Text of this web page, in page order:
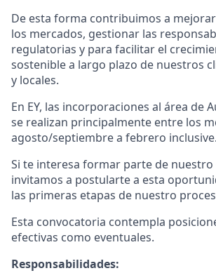
De esta forma contribuimos a
los mercados, gestionar las
regulatorias y para facilitar el
sostenible a largo plazo de nuestros
y locales.
En EY, las incorporaciones al área de
se realizan principalmente entre los
agosto/septiembre a febrero inclusive.
Si te interesa formar parte de
invitamos a postularte a esta
las primeras etapas de nuestro
Esta convocatoria contempla
efectivas como eventuales.
Responsabilidades: